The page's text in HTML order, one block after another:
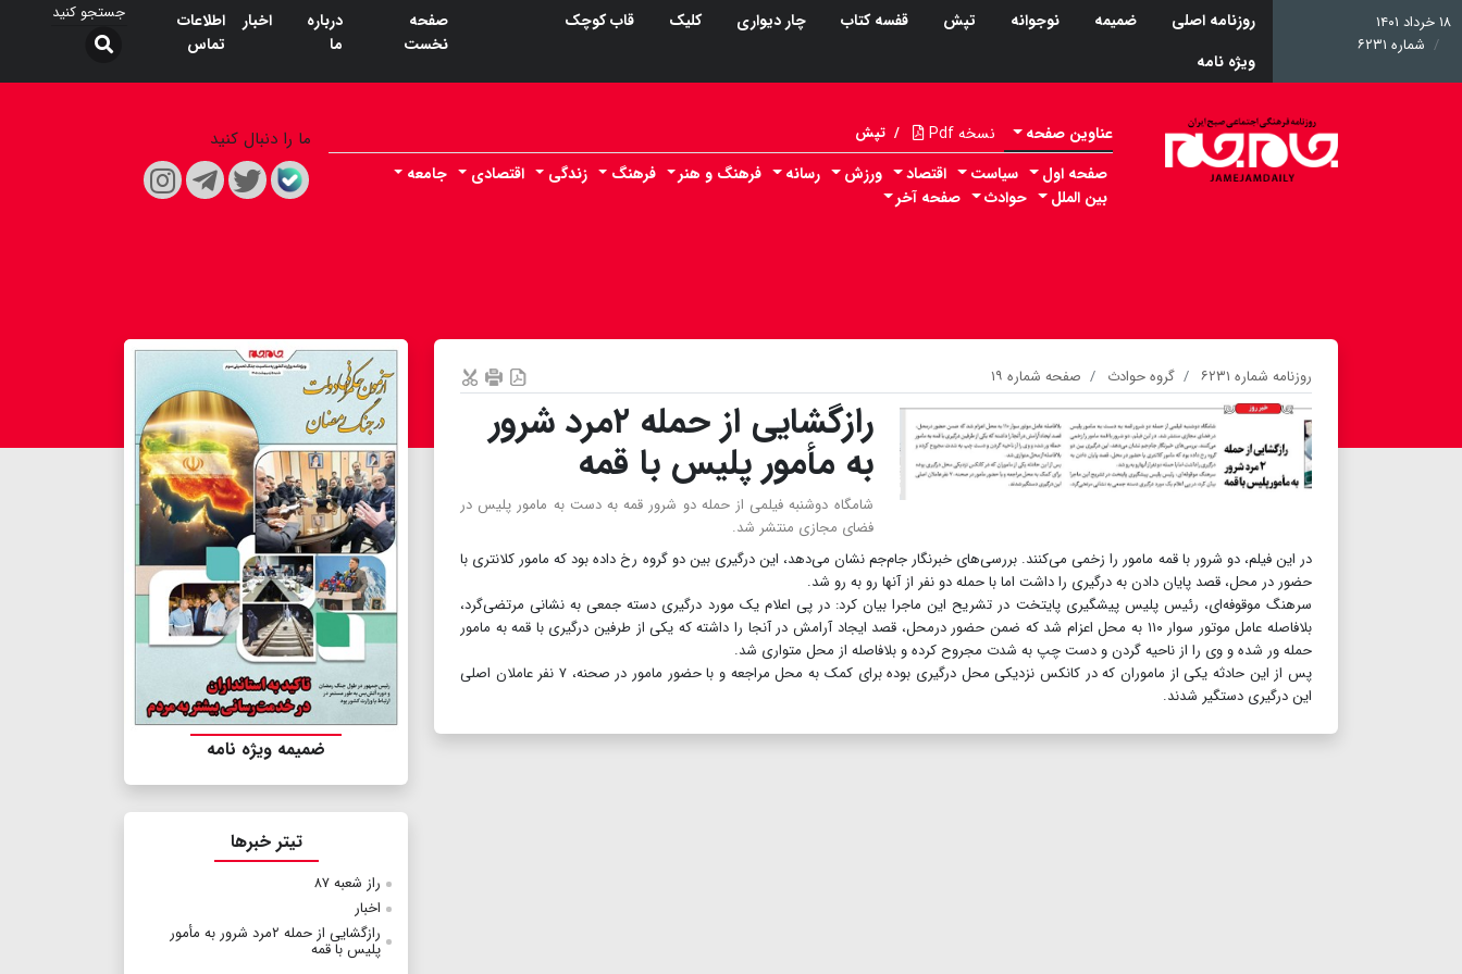
۱۸ خرداد ۱۴۰۱
شماره ۶۲۳۱
روزنامه اصلی ضمیمه نوجوانه تپش قفسه کتاب چار دیواری کلیک
قاب کوچک
ویژه نامه
صفحه
نخست
درباره
ما
اخبار
اطلاعات
تماس
عناوین صفحه نسخه Pdf / تپش
صفحه اول سیاست اقتصاد ورزش رسانه فرهنگ و هنر فرهنگ زندگی اقتصادی
جامعه
بین الملل
حوادث صفحه آخر
ما را دنبال کنید
روزنامه شماره ۶۲۳۱ گروه حوادث صفحه شماره ۱۹
رازگشایی از حمله ۲مرد شرور
به مأمور پلیس با قمه
شامگاه دوشنبه فیلمی از حمله دو شرور قمه به دست به مامور پلیس در
فضای مجازی منتشر شد.
در این فیلم، دو شرور با قمه مامور را زخمی می‌کنند. بررسی‌های خبرنگار جام‌جم نشان می‌دهد، این درگیری بین دو گروه رخ داده بود که مامور کلانتری با
حضور در محل، قصد پایان دادن به درگیری را داشت اما با حمله دو نفر از آنها رو به رو شد.
سرهنگ موقوفه‌ای، رئیس پلیس پیشگیری پایتخت در تشریح این ماجرا بیان کرد: در پی اعلام یک مورد درگیری دسته جمعی به نشانی مرتضی‌گرد،
بلافاصله عامل موتور سوار ۱۱۰ به محل اعزام شد که ضمن حضور درمحل، قصد ایجاد آرامش در آنجا را داشته که یکی از طرفین درگیری با قمه به مامور
حمله ور شده و وی را از ناحیه گردن و دست چپ به شدت مجروح کرده و بلافاصله از محل متواری شد.
پس از این حادثه یکی از ماموران که در کانکس نزدیکی محل درگیری بوده برای کمک به محل مراجعه و با حضور مامور در صحنه، ۷ نفر عاملان اصلی
این درگیری دستگیر شدند.
ضمیمه ویژه نامه
تیتر خبرها
راز شعبه ۸۷
اخبار
رازگشایی از حمله ۲مرد شرور به مأمور
پلیس با قمه